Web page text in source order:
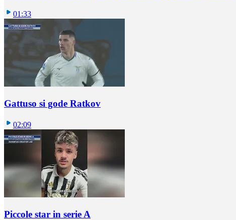
01:33
Gattuso si gode Ratkov
02:09
Piccole star in serie A